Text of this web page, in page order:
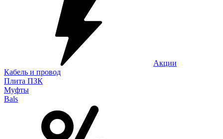
Акции
Кабель и провод
Плита ПЗК
Муфты
Bals